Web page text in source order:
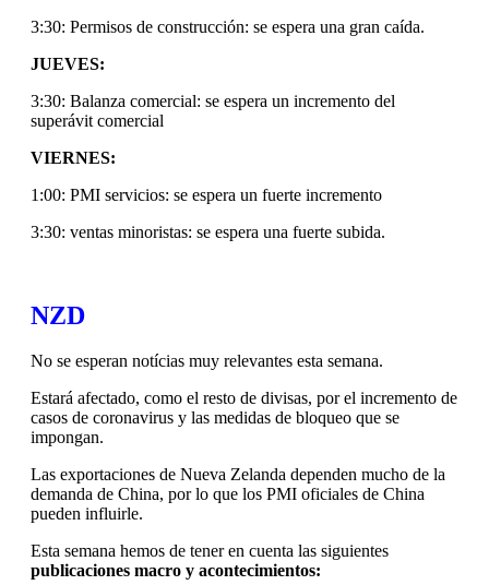
3:30: Permisos de construcción: se espera una gran caída.
JUEVES:
3:30: Balanza comercial: se espera un incremento del
superávit comercial
VIERNES:
1:00: PMI servicios: se espera un fuerte incremento
3:30: ventas minoristas: se espera una fuerte subida.
NZD
No se esperan notícias muy relevantes esta semana.
Estará afectado, como el resto de divisas, por el incremento de
casos de coronavirus y las medidas de bloqueo que se
impongan.
Las exportaciones de Nueva Zelanda dependen mucho de la
demanda de China, por lo que los PMI oficiales de China
pueden influirle.
Esta semana hemos de tener en cuenta las siguientes
publicaciones macro y acontecimientos: